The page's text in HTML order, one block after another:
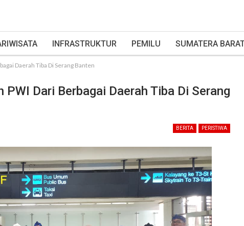
INFRASTRUKTUR PEMILU SUMATERA
Daerah Tiba Di Serang Banten
Dari Berbagai Daerah Tiba Di Serang
BERITA PERISTIWA